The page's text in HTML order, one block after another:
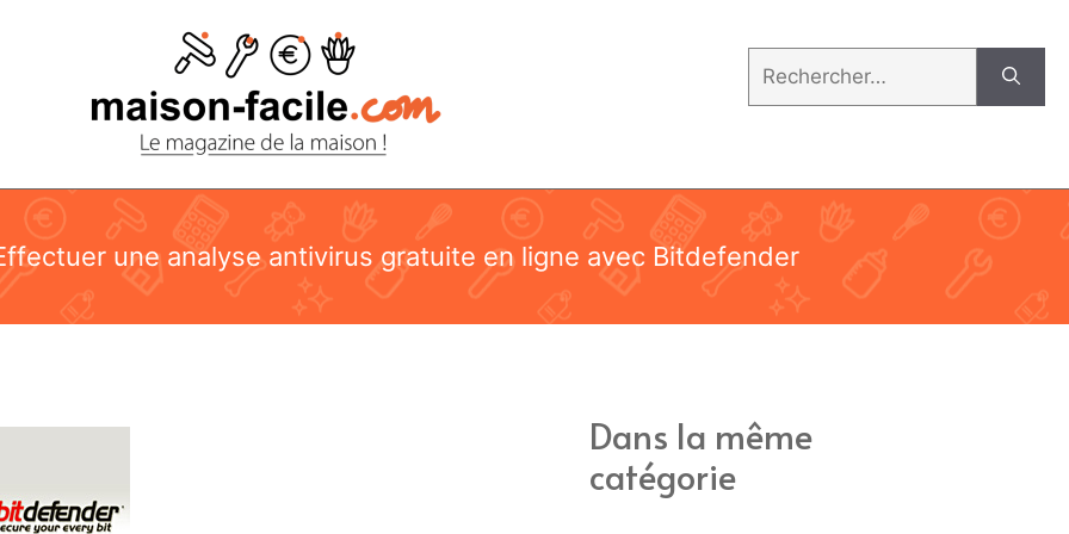
une analyse antivirus gratuite en ligne avec Bitdefender
Dans la même
catégorie